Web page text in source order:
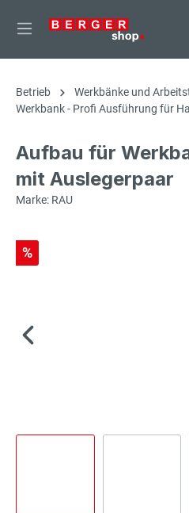
springen
Betrieb
Werkbänke und
Werkbank - Profi Ausführung für
Aufbau für
mit Auslegerpaar
Marke: RAU
%